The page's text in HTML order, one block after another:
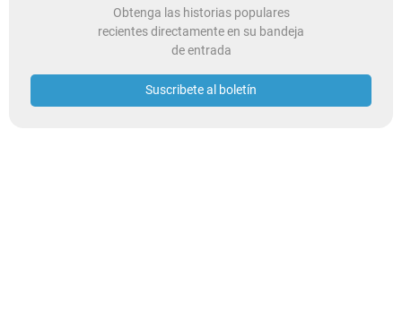
Obtenga las historias populares
recientes directamente en su bandeja
de entrada
Suscribete al boletín